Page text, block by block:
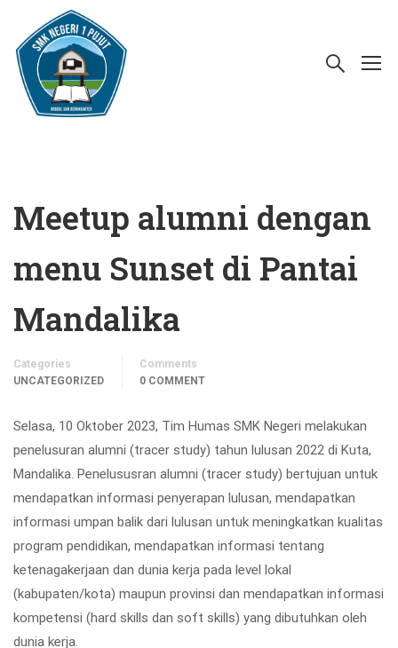
Meetup alumni dengan
menu Sunset di Pantai
Mandalika
Categories
UNCATEGORIZED
Comments
0 COMMENT
Selasa, 10 Oktober 2023, Tim Humas SMK Negeri melakukan
penelusuran alumni (tracer study) tahun lulusan 2022 di Kuta,
Mandalika. Penelususran alumni (tracer study) bertujuan untuk
mendapatkan informasi penyerapan lulusan, mendapatkan
informasi umpan balik dari lulusan untuk meningkatkan kualitas
program pendidikan, mendapatkan informasi tentang
ketenagakerjaan dan dunia kerja pada level lokal
(kabupaten/kota) maupun provinsi dan mendapatkan informasi
kompetensi (hard skills dan soft skills) yang dibutuhkan oleh
dunia kerja.